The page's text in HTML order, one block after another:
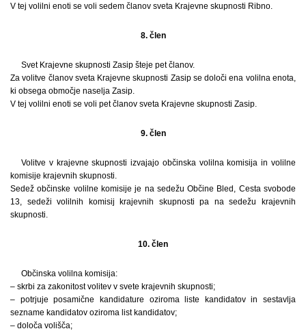
V tej volilni enoti se voli sedem članov sveta Krajevne skupnosti Ribno.
8. člen
Svet Krajevne skupnosti Zasip šteje pet članov.
Za volitve članov sveta Krajevne skupnosti Zasip se določi ena volilna enota,
ki obsega območje naselja Zasip.
V tej volilni enoti se voli pet članov sveta Krajevne skupnosti Zasip.
9. člen
Volitve v krajevne skupnosti izvajajo občinska volilna komisija in volilne
komisije krajevnih skupnosti.
Sedež občinske volilne komisije je na sedežu Občine Bled, Cesta svobode
13, sedeži volilnih komisij krajevnih skupnosti pa na sedežu krajevnih
skupnosti.
10. člen
Občinska volilna komisija:
– skrbi za zakonitost volitev v svete krajevnih skupnosti;
– potrjuje posamične kandidature oziroma liste kandidatov in sestavlja
sezname kandidatov oziroma list kandidatov;
– določa volišča;